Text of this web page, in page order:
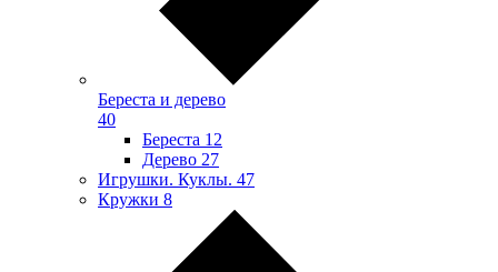
Береста и дерево
40
Береста 12
Дерево 27
Игрушки. Куклы. 47
Кружки 8